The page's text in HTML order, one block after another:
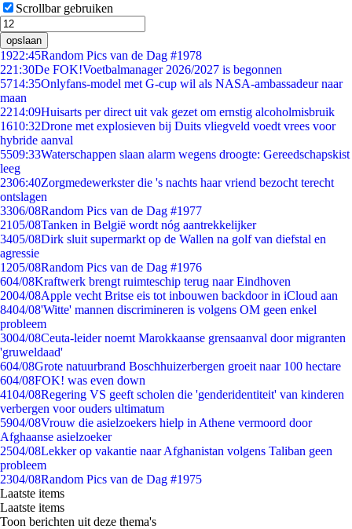
Scrollbar gebruiken
opslaan
1922:45Random Pics van de Dag #1978
221:30De FOK!Voetbalmanager 2026/2027 is begonnen
5714:35Onlyfans-model met G-cup wil als NASA-ambassadeur naar
maan
2214:09Huisarts per direct uit vak gezet om ernstig alcoholmisbruik
1610:32Drone met explosieven bij Duits vliegveld voedt vrees voor
hybride aanval
5509:33Waterschappen slaan alarm wegens droogte: Gereedschapskist
leeg
2306:40Zorgmedewerkster die 's nachts haar vriend bezocht terecht
ontslagen
3306/08Random Pics van de Dag #1977
2105/08Tanken in België wordt nóg aantrekkelijker
3405/08Dirk sluit supermarkt op de Wallen na golf van diefstal en
agressie
1205/08Random Pics van de Dag #1976
604/08Kraftwerk brengt ruimteschip terug naar Eindhoven
2004/08Apple vecht Britse eis tot inbouwen backdoor in iCloud aan
8404/08'Witte' mannen discrimineren is volgens OM geen enkel
probleem
3004/08Ceuta-leider noemt Marokkaanse grensaanval door migranten
'gruweldaad'
604/08Grote natuurbrand Boschhuizerbergen groeit naar 100 hectare
604/08FOK! was even down
4104/08Regering VS geeft scholen die 'genderidentiteit' van kinderen
verbergen voor ouders ultimatum
5904/08Vrouw die asielzoekers hielp in Athene vermoord door
Afghaanse asielzoeker
2504/08Lekker op vakantie naar Afghanistan volgens Taliban geen
probleem
2304/08Random Pics van de Dag #1975
Laatste items
Laatste items
Toon berichten uit deze thema's